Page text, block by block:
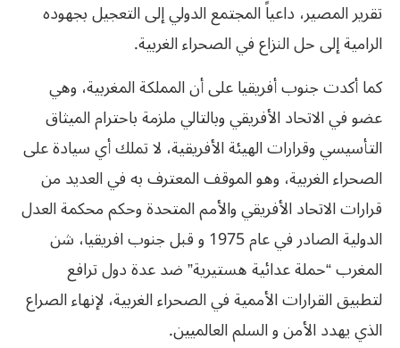
تقرير المصير، داعياً المجتمع الدولي إلى التعجيل بجهوده
الرامية إلى حل النزاع في الصحراء الغربية.
كما أكدت جنوب أفريقيا على أن المملكة المغربية، وهي
عضو في الاتحاد الأفريقي وبالتالي ملزمة باحترام الميثاق
التأسيسي وقرارات الهيئة الأفريقية، لا تملك أي سيادة على
الصحراء الغربية، وهو الموقف المعترف به في العديد من
قرارات الاتحاد الأفريقي والأمم المتحدة وحكم محكمة العدل
الدولية الصادر في عام 1975 و قبل جنوب افريقيا، شن
المغرب “حملة عدائية هستيرية” ضد عدة دول ترافع
لتطبيق القرارات الأممية في الصحراء الغربية، لإنهاء الصراع
الذي يهدد الأمن و السلم العالميين.